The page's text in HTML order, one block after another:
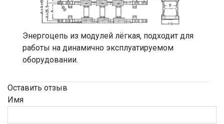
Энергоцепь из модулей лёгкая, подходит для
работы на динамично эксплуатируемом
оборудовании.
Оставить отзыв
Имя